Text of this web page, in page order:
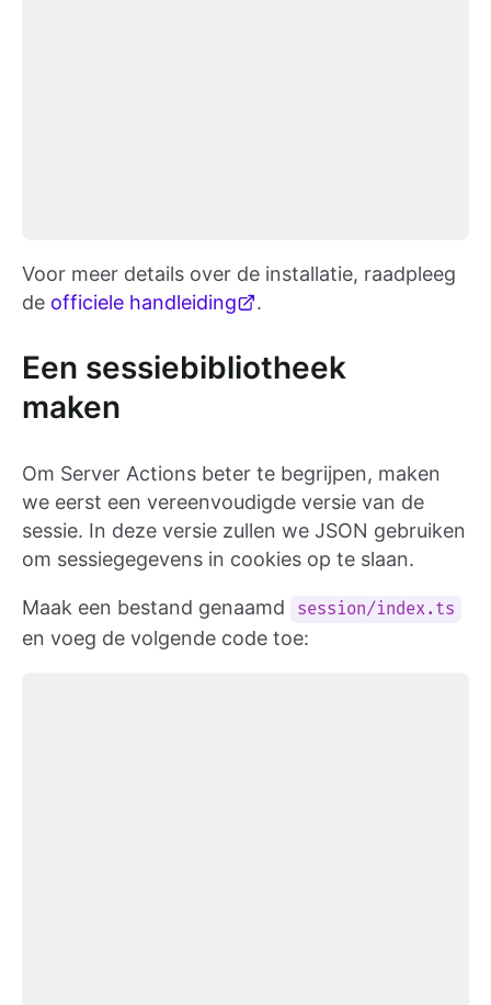
Voor meer details over de installatie, raadpleeg
de officiele handleiding .
Een sessiebibliotheek
maken
Om Server Actions beter te begrijpen, maken
we eerst een vereenvoudigde versie van de
sessie. In deze versie zullen we JSON gebruiken
om sessiegegevens in cookies op te slaan.
Maak een bestand genaamd session/index.ts
en voeg de volgende code toe: